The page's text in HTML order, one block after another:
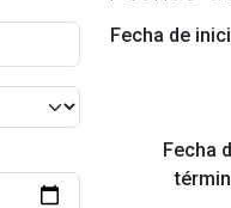
Fecha de
Fecha